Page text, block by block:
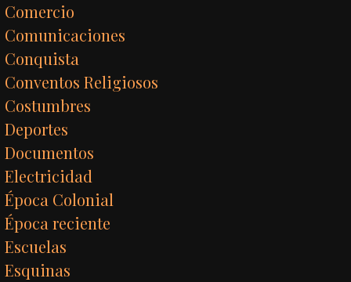
Comercio
Comunicaciones
Conquista
Conventos Religiosos
Costumbres
Deportes
Documentos
Electricidad
Época Colonial
Época reciente
Escuelas
Esquinas